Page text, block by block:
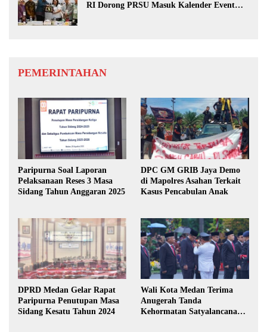
RI Dorong PRSU Masuk Kalender Event
PEMERINTAHAN
Paripurna Soal Laporan
Pelaksanaan Reses 3 Masa
Sidang Tahun Anggaran 2025
DPC GM GRIB Jaya Demo
di Mapolres Asahan Terkait
Kasus Pencabulan Anak
DPRD Medan Gelar Rapat
Paripurna Penutupan Masa
Sidang Kesatu Tahun 2024
Wali Kota Medan Terima
Anugerah Tanda
Kehormatan Satyalancana